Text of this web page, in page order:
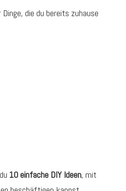
die du bereits zuhause
10 einfache DIY Ideen, mit